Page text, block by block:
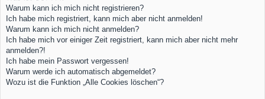
Warum kann ich mich nicht registrieren?
Ich habe mich registriert, kann mich aber nicht anmelden!
Warum kann ich mich nicht anmelden?
Ich habe mich vor einiger Zeit registriert, kann mich aber nicht mehr
anmelden?!
Ich habe mein Passwort vergessen!
Warum werde ich automatisch abgemeldet?
Wozu ist die Funktion „Alle Cookies löschen“?